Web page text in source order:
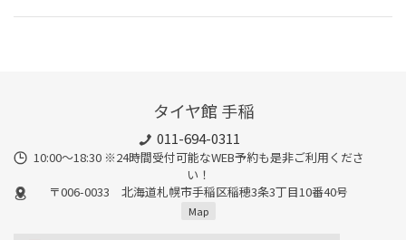
タイヤ館 手稲
011-694-0311
10:00～18:30 ※24時間受付可能なWEB予約も是非ご利用くださ
い！
〒006-0033 北海道札幌市手稲区稲穂3条3丁目10番40号
Map